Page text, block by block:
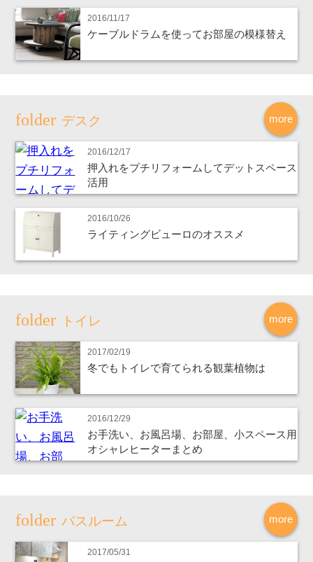
2016/11/17
ケーブルドラムを使ってお部屋の模様替え
more
デスク
2016/12/17
押入れをプチリフォームしてデットスペース
活用
2016/10/26
ライティングビューロのオススメ
more
トイレ
2017/02/19
冬でもトイレで育てられる観葉植物は
2016/12/29
お手洗い、お風呂場、お部屋、小スペース用
オシャレヒーターまとめ
more
バスルーム
2017/05/31